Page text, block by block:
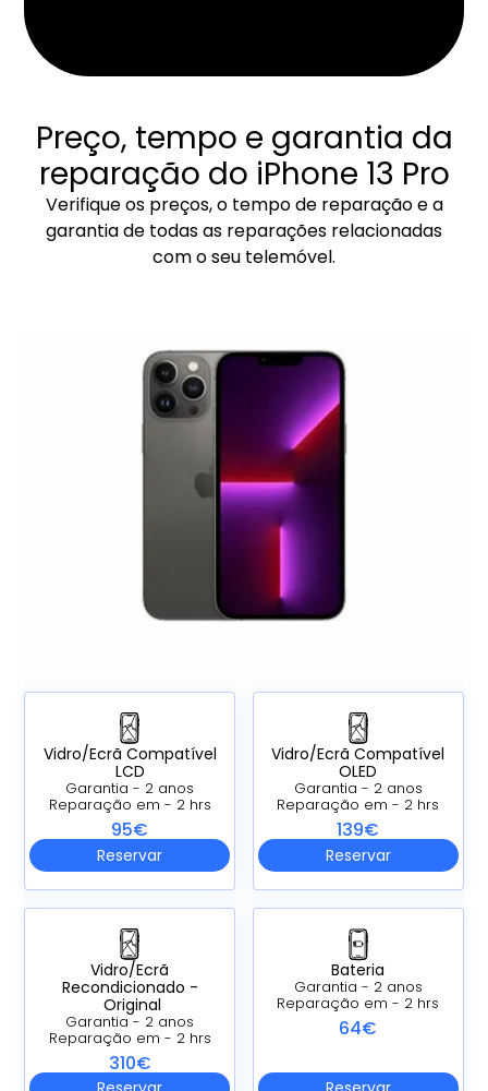
Preço, tempo e garantia da
reparação do iPhone 13 Pro
Verifique os preços, o tempo de reparação e a
garantia de todas as reparações relacionadas
com o seu telemóvel.
Vidro/Ecrã Compatível
LCD
Garantia - 2 anos
Reparação em - 2 hrs
95€
Reservar
Vidro/Ecrã Compatível
OLED
Garantia - 2 anos
Reparação em - 2 hrs
139€
Reservar
Vidro/Ecrã
Recondicionado -
Original
Garantia - 2 anos
Reparação em - 2 hrs
310€
Bateria
Garantia - 2 anos
Reparação em - 2 hrs
64€